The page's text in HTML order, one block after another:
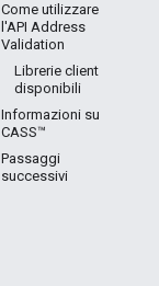
Come utilizzare
l'API Address
Validation
Librerie client
disponibili
Informazioni su
CASS™
Passaggi
successivi